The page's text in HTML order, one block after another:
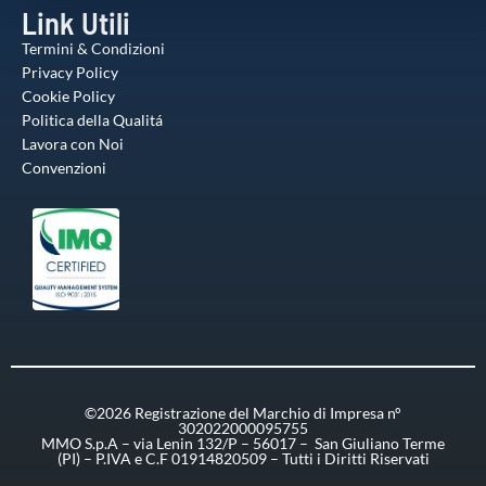
Link Utili
Termini & Condizioni
Privacy Policy
Cookie Policy
Politica della Qualitá
Lavora con Noi
Convenzioni
©2026 Registrazione del Marchio di Impresa n°
302022000095755
MMO S.p.A – via Lenin 132/P – 56017 – San Giuliano Terme
(PI) – P.IVA e C.F 01914820509 – Tutti i Diritti Riservati